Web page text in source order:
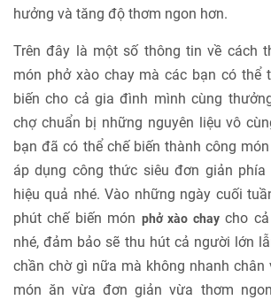
hưởng và tăng độ thơm ngon hơn.
Trên đây là một số thông tin về cách
món phở xào chay mà các bạn có thể
biến cho cả gia đình mình cùng
chợ chuẩn bị những nguyên liệu vô
bạn đã có thể chế biến thành công
áp dụng công thức siêu đơn giản
hiệu quả nhé. Vào những ngày cuối
phút chế biến món phở xào chaycho cả
nhé, đảm bảo sẽ thu hút cả người lớn
chần chờ gì nữa mà không nhanh chân
món ăn vừa đơn giản vừa thơm